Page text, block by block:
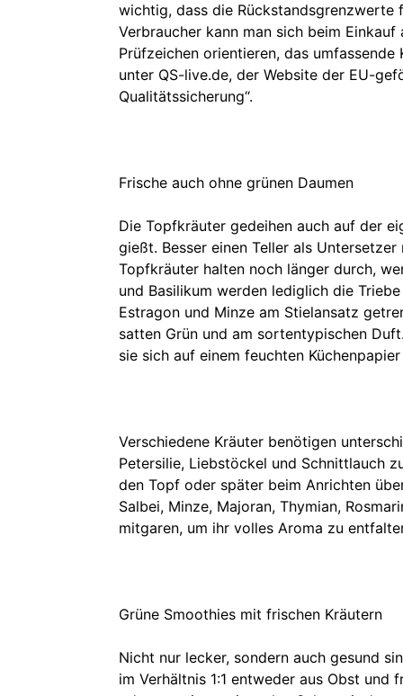
wichtig, dass die
Verbraucher kann man sich beim
Prüfzeichen orientieren, das
unter QS-live.de, der Website der EU-
Qualitätssicherung“.
Frische auch ohne grünen Daumen
Die Topfkräuter gedeihen auch auf der
gießt. Besser einen Teller als
Topfkräuter halten noch länger durch,
und Basilikum werden lediglich die
Estragon und Minze am Stielansatz
satten Grün und am sortentypischen
sie sich auf einem feuchten
Verschiedene Kräuter benötigen
Petersilie, Liebstöckel und Schnittlauch
den Topf oder später beim Anrichten
Salbei, Minze, Majoran, Thymian,
mitgaren, um ihr volles Aroma zu
Grüne Smoothies mit frischen Kräutern
Nicht nur lecker, sondern auch gesund
im Verhältnis 1:1 entweder aus Obst